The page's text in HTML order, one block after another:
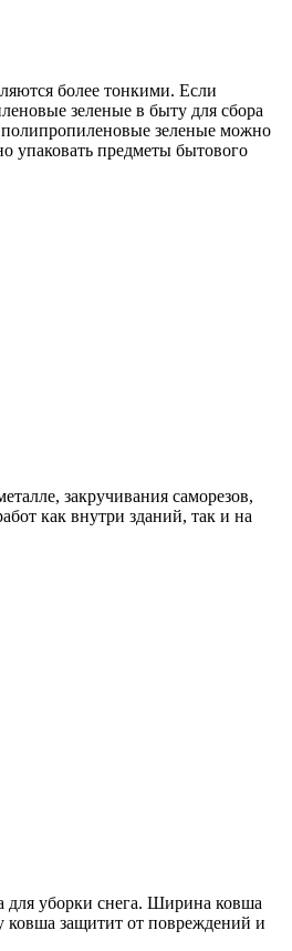
более тонкими. Если
зеленые в быту для сбора
полипропиленовые зеленые можно
упаковать предметы бытового
закручивания саморезов,
как внутри зданий, так и на
для уборки снега. Ширина ковша
ковша защитит от повреждений и